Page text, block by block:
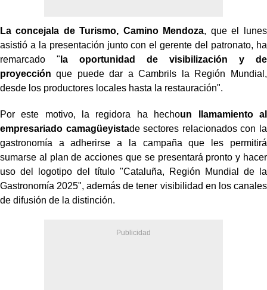
La concejala de Turismo, Camino Mendoza, que el lunes
asistió a la presentación junto con el gerente del patronato, ha
remarcado " la oportunidad de visibilización y de
proyección que puede dar a Cambrils la Región Mundial,
desde los productores locales hasta la restauración".
Por este motivo, la regidora ha hechoun llamamiento al
empresariado camagüeyistade sectores relacionados con la
gastronomía a adherirse a la campaña que les permitirá
sumarse al plan de acciones que se presentará pronto y hacer
uso del logotipo del título "Cataluña, Región Mundial de la
Gastronomía 2025", además de tener visibilidad en los canales
de difusión de la distinción.